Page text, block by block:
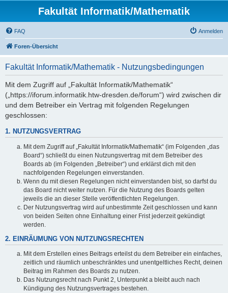
Fakultät Informatik/Mathematik
FAQ Anmelden
Foren-Übersicht
Fakultät Informatik/Mathematik - Nutzungsbedingungen
Mit dem Zugriff auf „Fakultät Informatik/Mathematik“
(„https://iforum.informatik.htw-dresden.de/forum“) wird zwischen dir
und dem Betreiber ein Vertrag mit folgenden Regelungen
geschlossen:
1. NUTZUNGSVERTRAG
Mit dem Zugriff auf „Fakultät Informatik/Mathematik“ (im Folgenden „das
Board“) schließt du einen Nutzungsvertrag mit dem Betreiber des
Boards ab (im Folgenden „Betreiber“) und erklärst dich mit den
nachfolgenden Regelungen einverstanden.
Wenn du mit diesen Regelungen nicht einverstanden bist, so darfst du
das Board nicht weiter nutzen. Für die Nutzung des Boards gelten
jeweils die an dieser Stelle veröffentlichten Regelungen.
Der Nutzungsvertrag wird auf unbestimmte Zeit geschlossen und kann
von beiden Seiten ohne Einhaltung einer Frist jederzeit gekündigt
werden.
2. EINRÄUMUNG VON NUTZUNGSRECHTEN
Mit dem Erstellen eines Beitrags erteilst du dem Betreiber ein einfaches,
zeitlich und räumlich unbeschränktes und unentgeltliches Recht, deinen
Beitrag im Rahmen des Boards zu nutzen.
Das Nutzungsrecht nach Punkt 2, Unterpunkt a bleibt auch nach
Kündigung des Nutzungsvertrages bestehen.